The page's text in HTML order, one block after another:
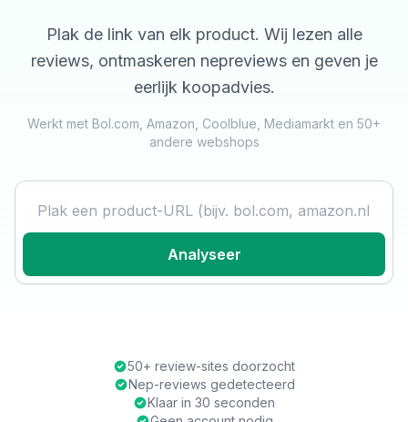
Plak de link van elk product. Wij lezen alle
reviews, ontmaskeren nepreviews en geven je
eerlijk koopadvies.
Werkt met Bol.com, Amazon, Coolblue, Mediamarkt en 50+
andere webshops
Analyseer
50+ review-sites doorzocht
Nep-reviews gedetecteerd
Klaar in 30 seconden